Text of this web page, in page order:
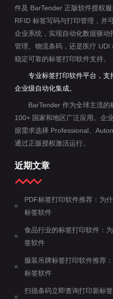
件及 BarTender 正版软件授权
RFID 标签写码与打印管理，并
企业系统，实现自动化数据驱
管理、物流条码，还是医疗
稳定可靠的标签打印软件支持。
专业标签打印软件平台，支
企业级自动化集成。
BarTender 作为全球主流
100+ 国家和地区广泛应用。企
据需求选择 Professional、
通过正版授权激活运行。
近期文章
PDF标签打印软件推荐：为
标签软件
食品行业的标签打印软件：
签软件
服装吊牌标签打印软件推荐
标签软件
扫描条码立即查询打印新标